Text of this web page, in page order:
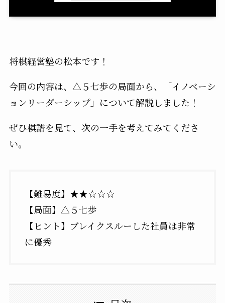
将棋経営塾の松本です！
今回の内容は、△５七歩の局面から、「イノベーシ
ョンリーダーシップ」について解説しました！
ぜひ棋譜を見て、次の一手を考えてみてくださ
い。
【難易度】★★☆☆☆
【局面】△５七歩
【ヒント】ブレイクスルーした社員は非常
に優秀